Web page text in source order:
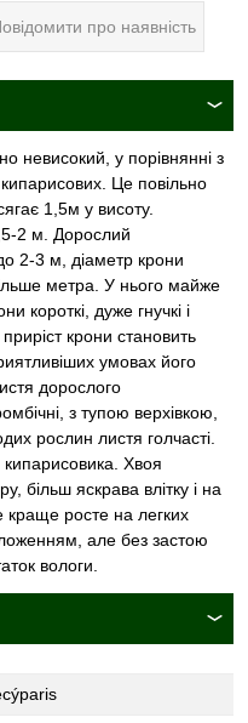
про наявність
невисокий, у порівнянні з
Це повільно
1,5м у висоту.
2 м. Дорослий
2-3 м, діаметр крони
метра. У нього майже
короткі, дуже гнучкі і
крони становить
умовах його
дорослого
з тупою верхівкою,
рослин листя голчасті.
Хвоя
більш яскрава влітку і на
краще росте на легких
але без застою
вологи.